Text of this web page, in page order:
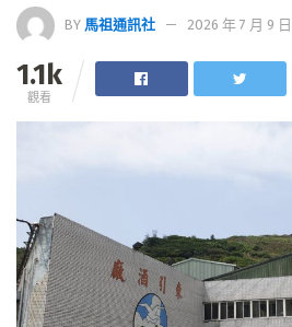
BY 馬祖通訊社 2026 年 7 月 9 日
1.1k
觀看